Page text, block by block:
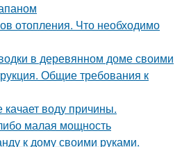
отопления. Что необходимо
в деревянном доме своими
Общие требования к
качает воду причины.
малая мощность
к дому своими руками.